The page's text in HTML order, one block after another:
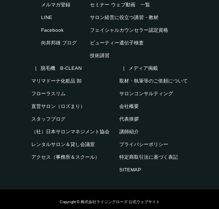
メルマガ登録
LINE
Facebook
向井邦雄 ブログ
セミナー ウェブ動画 一覧
サロン経営に役立つ講習・教材
フェイシャルカウンセラー認定資格
ビューティー遺伝子検査
技術講習
脱毛機 B-CLEAN
マリマドーナ化粧品 卸
フローラスリム
直営サロン（ロズまり）
スタッフブログ
（社）日本サロンマネジメント協会
レンタルサロン＆貸し会議室
アクセス（事務所＆スクール）
メディア掲載
取材・執筆等のご依頼について
サロンコンサルティング
会社概要
代表挨拶
講師紹介
プライバシーポリシー
特定商取引法に基づく表記
SITEMAP
Copyright © 株式会社ライジングローズ 公式ウェブサイト